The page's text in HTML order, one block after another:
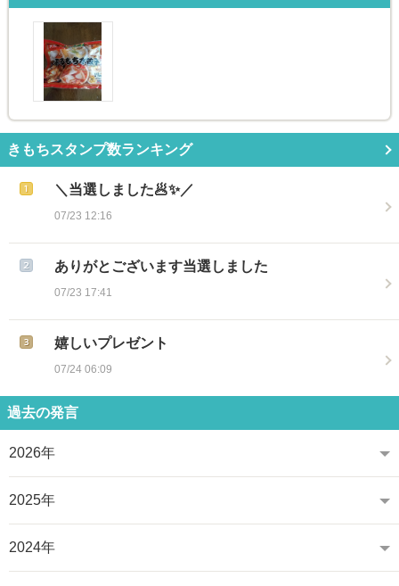
きもちスタンプ数ランキング
＼当選しました🥟✨／
07/23 12:16
ありがとございます当選しました
07/23 17:41
嬉しいプレゼント
07/24 06:09
過去の発言
2026年
2025年
2024年